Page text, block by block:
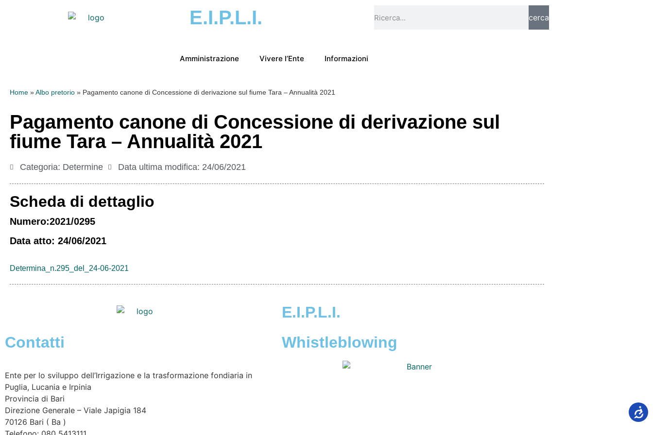
E.I.P.L.I. cerca
Amministrazione Vivere l’Ente Informazioni
Home » Albo pretorio » Pagamento canone di Concessione di derivazione sul fiume Tara – Annualità 2021
Pagamento canone di Concessione di derivazione sul
fiume Tara – Annualità 2021
Categoria: Determine Data ultima modifica: 24/06/2021
Scheda di dettaglio
Numero:2021/0295
Data atto: 24/06/2021
Determina_n.295_del_24-06-2021
E.I.P.L.I.
Contatti
Ente per lo sviluppo dell’Irrigazione e la trasformazione fondiaria in
Puglia, Lucania e Irpinia
Provincia di Bari
Direzione Generale – Viale Japigia 184
70126 Bari ( Ba )
Whistleblowing